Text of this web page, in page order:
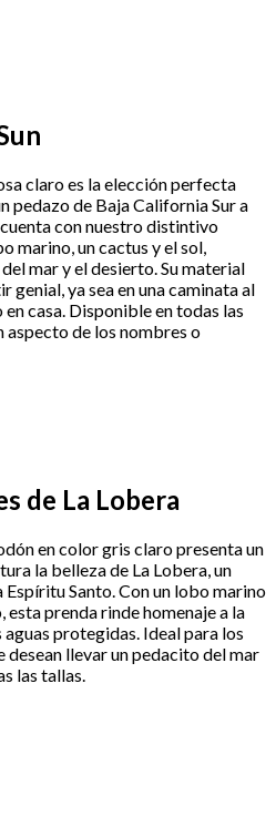
claro es la elección perfecta
pedazo de Baja California Sur a
con nuestro distintivo
marino, un cactus y el sol,
mar y el desierto. Su material
genial, ya sea en una caminata al
casa. Disponible en todas las
aspecto de los nombres o
de La Lobera
en color gris claro presenta un
la belleza de La Lobera, un
Santo. Con un lobo marino
esta prenda rinde homenaje a la
protegidas. Ideal para los
desean llevar un pedacito del mar
las tallas.